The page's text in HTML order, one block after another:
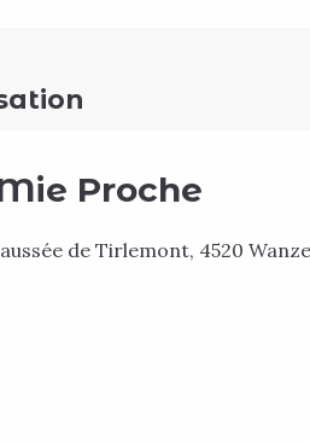
Proche
de Tirlemont, 4520 Wanze